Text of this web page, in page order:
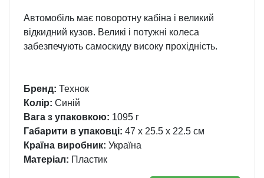
Автомобіль має поворотну кабіна і великий
відкидний кузов. Великі і потужні колеса
забезпечують самоскиду високу прохідність.
Бренд: Технок
Колір: Синій
Вага з упаковкою: 1095 г
Габарити в упаковці: 47 x 25.5 x 22.5 см
Країна виробник: Україна
Матеріал: Пластик